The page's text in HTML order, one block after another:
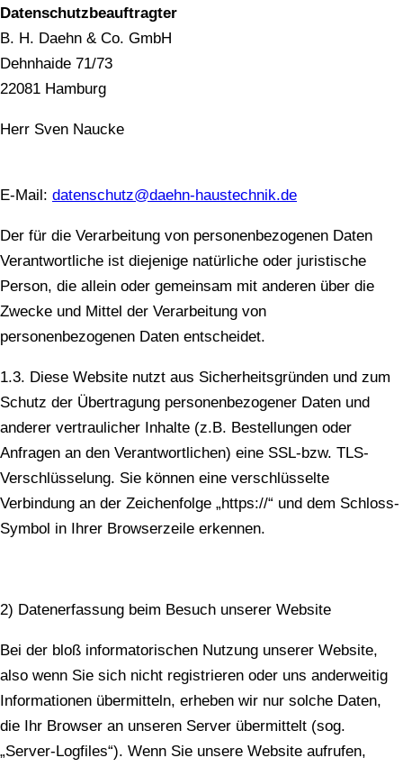
Datenschutzbeauftragter
B. H. Daehn & Co. GmbH
Dehnhaide 71/73
22081 Hamburg
Herr Sven Naucke
E-Mail: datenschutz@daehn-haustechnik.de
Der für die Verarbeitung von personenbezogenen Daten
Verantwortliche ist diejenige natürliche oder juristische
Person, die allein oder gemeinsam mit anderen über die
Zwecke und Mittel der Verarbeitung von
personenbezogenen Daten entscheidet.
1.3. Diese Website nutzt aus Sicherheitsgründen und zum
Schutz der Übertragung personenbezogener Daten und
anderer vertraulicher Inhalte (z.B. Bestellungen oder
Anfragen an den Verantwortlichen) eine SSL-bzw. TLS-
Verschlüsselung. Sie können eine verschlüsselte
Verbindung an der Zeichenfolge „https://“ und dem Schloss-
Symbol in Ihrer Browserzeile erkennen.
2) Datenerfassung beim Besuch unserer Website
Bei der bloß informatorischen Nutzung unserer Website,
also wenn Sie sich nicht registrieren oder uns anderweitig
Informationen übermitteln, erheben wir nur solche Daten,
die Ihr Browser an unseren Server übermittelt (sog.
„Server-Logfiles“). Wenn Sie unsere Website aufrufen,